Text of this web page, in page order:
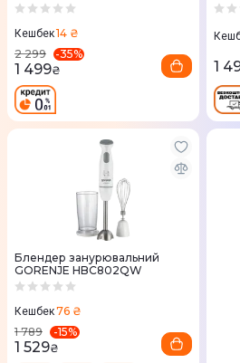
Кешбек14 ₴
2 299
-35%
1 499₴ 1
Блендер занурювальний
GORENJE HBC802QW
Кешбек76 ₴
1 789
-15%
1 529₴